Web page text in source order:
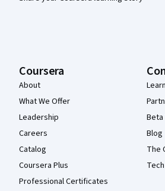
Coursera
About
What We Offer
Leadership
Careers
Catalog
Coursera Plus
Professional Certificates
Blog
The